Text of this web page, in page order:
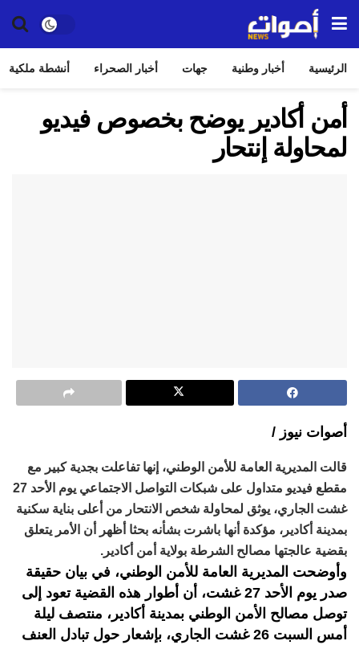
الرئيسية أخبار وطنية جهات أخبار الصحراء أنشطة ملكية
أمن أكادير يوضح بخصوص فيديو
لمحاولة إنتحار
أصوات نيوز /
قالت المديرية العامة للأمن الوطني، إنها تفاعلت بجدية كبير مع
مقطع فيديو متداول على شبكات التواصل الاجتماعي يوم الأحد 27
غشت الجاري، يوثق لمحاولة شخص الانتحار من أعلى بناية سكنية
بمدينة أكادير، مؤكدة أنها باشرت بشأنه بحثا أظهر أن الأمر يتعلق
بقضية عالجتها مصالح الشرطة بولاية أمن أكادير.
وأوضحت المديرية العامة للأمن الوطني، في بيان حقيقة
صدر يوم الأحد 27 غشت، أن أطوار هذه القضية تعود إلى
توصل مصالح الأمن الوطني بمدينة أكادير، منتصف ليلة
أمس السبت 26 غشت الجاري، بإشعار حول تبادل العنف